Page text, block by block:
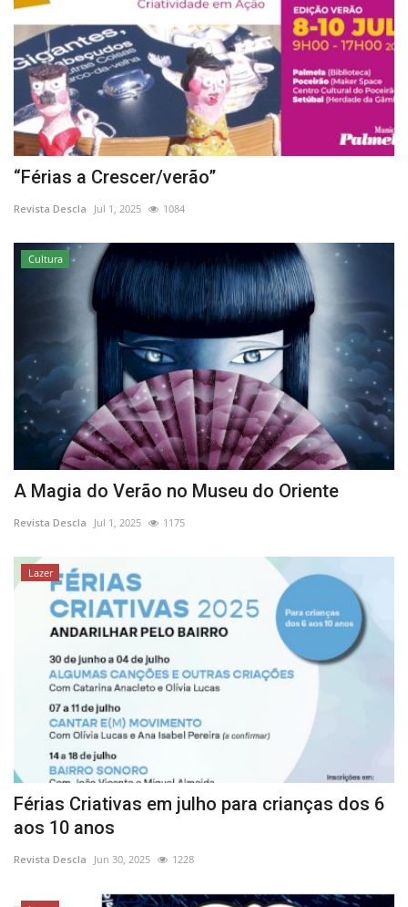
“Férias a Crescer/verão”
Revista Descla Jul 1, 2025 1084
Cultura
A Magia do Verão no Museu do Oriente
Revista Descla Jul 1, 2025 1175
Lazer
Férias Criativas em julho para crianças dos 6
aos 10 anos
Revista Descla Jun 30, 2025 1228